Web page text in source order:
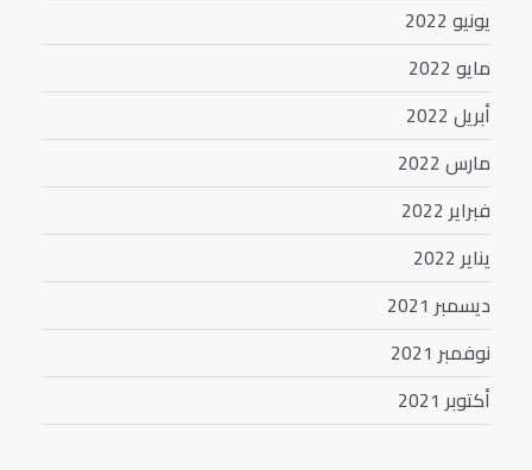
يونيو 2022
مايو 2022
أبريل 2022
مارس 2022
فبراير 2022
يناير 2022
ديسمبر 2021
نوفمبر 2021
أكتوبر 2021